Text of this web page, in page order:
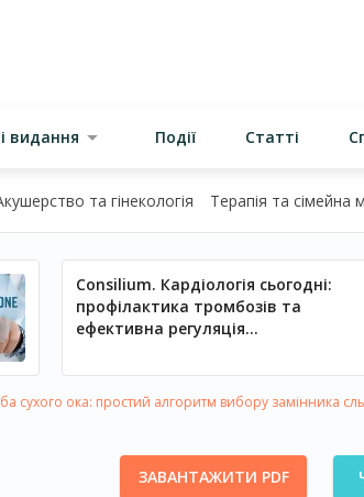
видання Події Статті
та гінекологія Терапія та сімейна
Consilium. Кардіологія сьогодні:
профілактика тромбозів та
ефективна регуляція
сухого ока: простий алгоритм вибору замінника
ЗАВАНТАЖИТИ PDF